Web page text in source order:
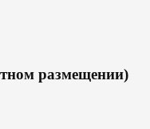
размещении)